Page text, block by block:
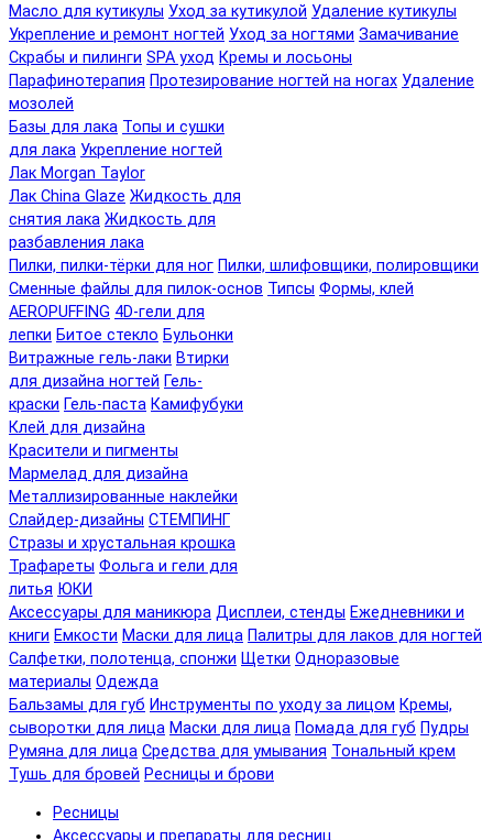
Масло для кутикулы Уход за кутикулой Удаление кутикулы
Укрепление и ремонт ногтей Уход за ногтями Замачивание
Скрабы и пилинги SPA уход Кремы и лосьоны
Парафинотерапия Протезирование ногтей на ногах Удаление
мозолей
Базы для лака Топы и сушки
для лака Укрепление ногтей
Лак Morgan Taylor
Лак China Glaze Жидкость для
снятия лака Жидкость для
разбавления лака
Пилки, пилки-тёрки для ног Пилки, шлифовщики, полировщики
Сменные файлы для пилок-основ Типсы Формы, клей
AEROPUFFING 4D-гели для
лепки Битое стекло Бульонки
Витражные гель-лаки Втирки
для дизайна ногтей Гель-
краски Гель-паста Камифубуки
Клей для дизайна
Красители и пигменты
Мармелад для дизайна
Металлизированные наклейки
Слайдер-дизайны СТЕМПИНГ
Стразы и хрустальная крошка
Трафареты Фольга и гели для
литья ЮКИ
Аксессуары для маникюра Дисплеи, стенды Ежедневники и
книги Емкости Маски для лица Палитры для лаков для ногтей
Салфетки, полотенца, спонжи Щетки Одноразовые
материалы Одежда
Бальзамы для губ Инструменты по уходу за лицом Кремы,
сыворотки для лица Маски для лица Помада для губ Пудры
Румяна для лица Средства для умывания Тональный крем
Тушь для бровей Ресницы и брови
Ресницы